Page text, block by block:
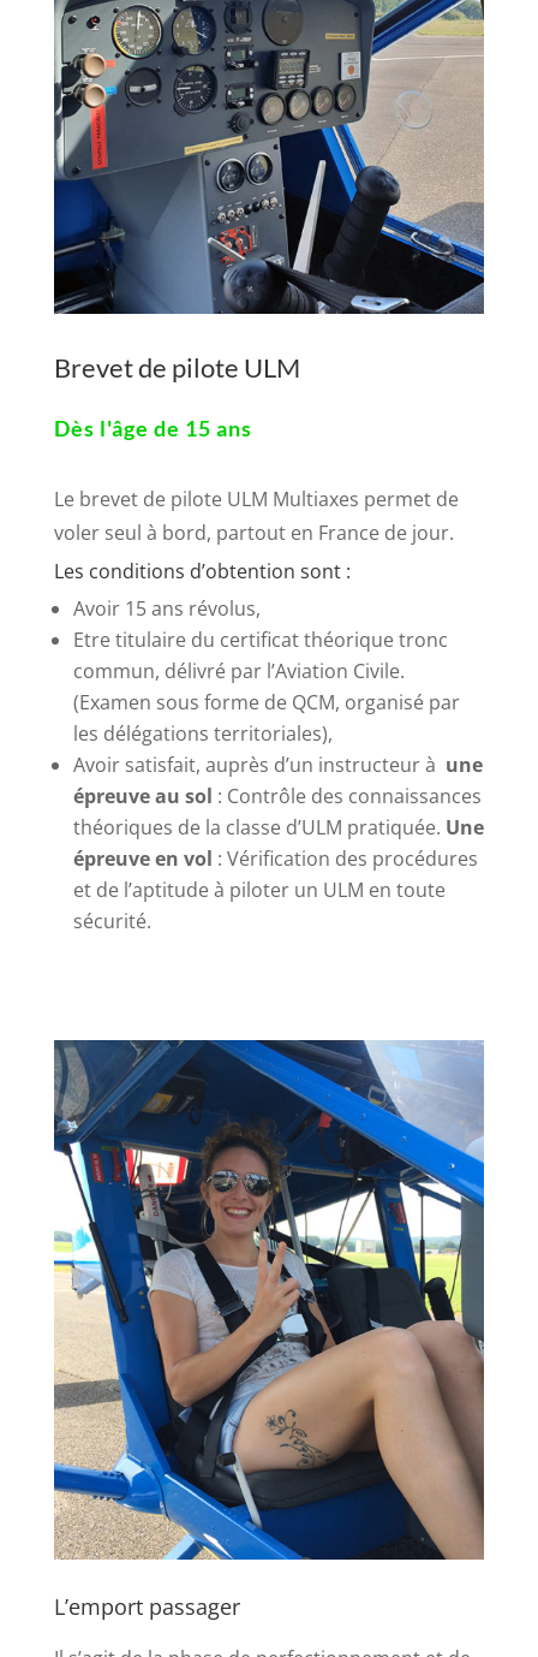
Brevet de pilote ULM
Dès l'âge de 15 ans
Le brevet de pilote ULM Multiaxes permet de
voler seul à bord, partout en France de jour.
Les conditions d’obtention sont :
Avoir 15 ans révolus,
Etre titulaire du certificat théorique tronc
commun, délivré par l’Aviation Civile.
(Examen sous forme de QCM, organisé par
les délégations territoriales),
Avoir satisfait, auprès d’un instructeur à une
épreuve au sol : Contrôle des connaissances
théoriques de la classe d’ULM pratiquée. Une
épreuve en vol : Vérification des procédures
et de l’aptitude à piloter un ULM en toute
sécurité.
L’emport passager